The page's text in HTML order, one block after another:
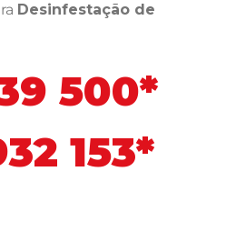
Desinfestação de
500*
153*